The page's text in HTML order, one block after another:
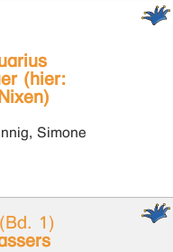
(hier:
Simone
1)